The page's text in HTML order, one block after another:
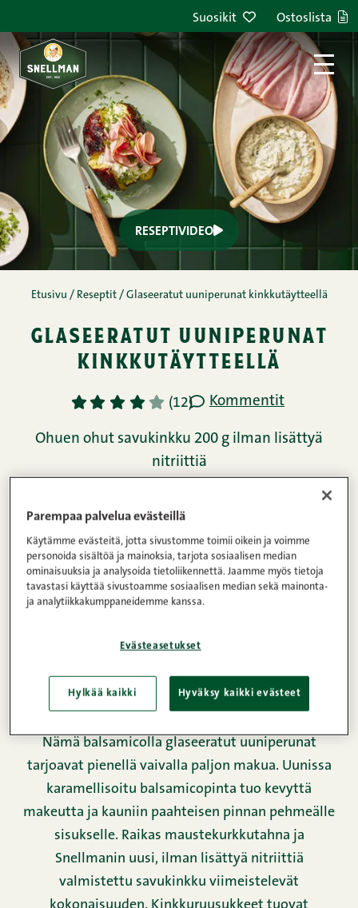
Suosikit Ostoslista
tarjoavat pienellä vaivalla paljon makua. Uunissa
karamellisoitu balsamicopinta tuo kevyttä
makeutta ja kauniin paahteisen pinnan pehmeälle
sisukselle. Raikas maustekurkkutahna ja
Snellmanin uusi, ilman lisättyä nitriittiä
valmistettu savukinkku viimeistelevät
kokonaisuuden. Kinkkuruusukkeet tuovat
annokseen sekä makua että näyttävyyttä. Helppo
valmistaa – sopii arkeen ja illalliselle ystävien
kanssa.
Gluteeniton,Kananmunaton,Kevyt,Leikkeleet,
Uusivuosi
glaseeratut uuniperunat
kinkkutäytteellä : ohje
videoina
Parempaa palvelua evästeillä
Käytämme evästeitä, jotta sivustomme toimii oikein ja voimme
personoida sisältöä ja mainoksia, tarjota sosiaalisen median
ominaisuuksia ja analysoida tietoliikennettä. Jaamme myös tietoja
tavastasi käyttää sivustoamme sosiaalisen median sekä mainonta-
ja analytiikkakumppaneidemme kanssa.
Evästeasetukset
Hylkää kaikki Hyväksy kaikki evästeet